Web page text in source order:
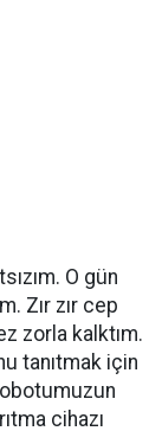
O gün
Zır zır cep
zorla kalktım.
tanıtmak için
cihazı